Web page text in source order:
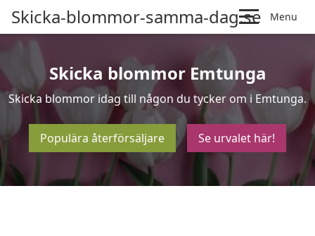
Skicka-blommor-samma-dag.se Menu
Skicka blommor Emtunga
Skicka blommor idag till någon du tycker om i Emtunga.
Populära återförsäljare Se urvalet här!